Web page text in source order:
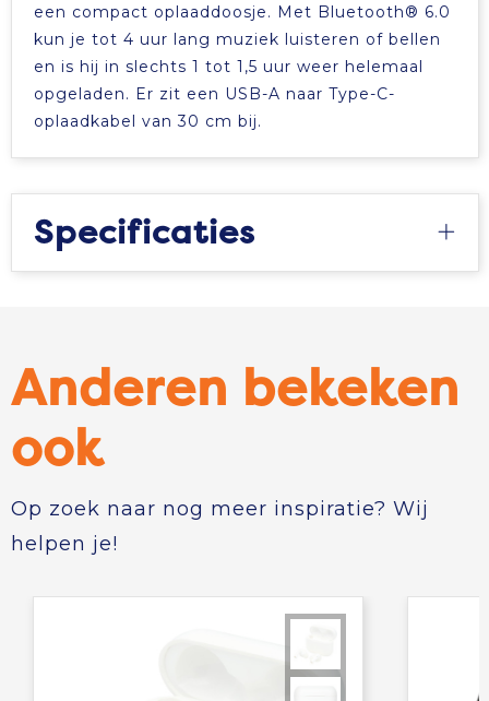
een compact oplaaddoosje. Met Bluetooth® 6.0
kun je tot 4 uur lang muziek luisteren of bellen
en is hij in slechts 1 tot 1,5 uur weer helemaal
opgeladen. Er zit een USB-A naar Type-C-
oplaadkabel van 30 cm bij.
Specificaties
Anderen bekeken
ook
Op zoek naar nog meer inspiratie? Wij
helpen je!